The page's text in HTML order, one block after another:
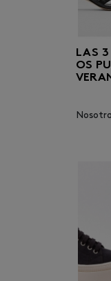
LAS
OS